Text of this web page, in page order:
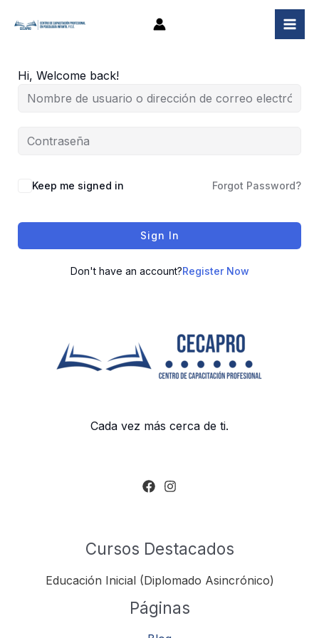
Hi, Welcome back!
Keep me signed in Forgot Password?
Sign In
Don't have an account?Register Now
Cada vez más cerca de ti.
Cursos Destacados
Educación Inicial (Diplomado Asincrónico)
Páginas